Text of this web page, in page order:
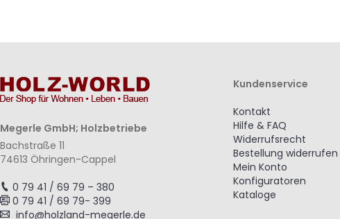
Megerle GmbH; Holzbetriebe
Bachstraße 11
74613 Öhringen-Cappel
0 79 41 / 69 79 – 380
0 79 41 / 69 79- 399
info@holzland-megerle.de
Kundenservice
Kontakt
Hilfe & FAQ
Widerrufsrecht
Bestellung widerrufen
Mein Konto
Konfiguratoren
Kataloge